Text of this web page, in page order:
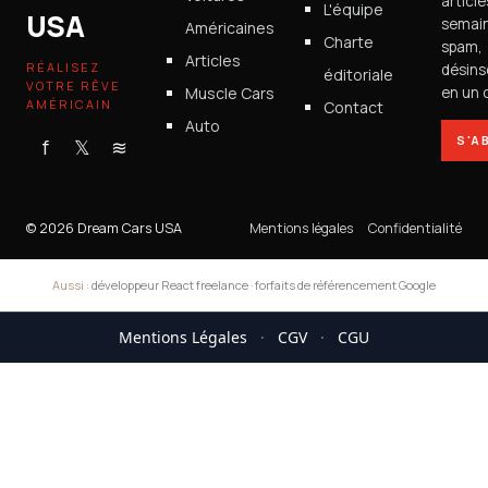
USA
RÉALISEZ
VOTRE RÊVE
AMÉRICAIN
f 𝕏 ≋
Américaines
Articles
Muscle Cars
Auto
L'équipe
Charte
éditoriale
Contact
spam,
en un
© 2026 Dream Cars USA Mentions légales Confidentialité
Aussi : développeur React freelance ·forfaits de référencement Google
Mentions Légales · CGV · CGU